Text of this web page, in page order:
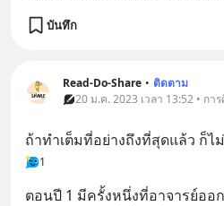
บันทึก
Read-Do-Share • ติดตาม
20 ม.ค. 2023 เวลา 13:52 • กา
ถ้าทำเต็มที่อย่างถึงที่สุดแล้ว ก็ไ
1
ตอนปี 1 มีครั้งหนึ่งที่อาจารย์ออ